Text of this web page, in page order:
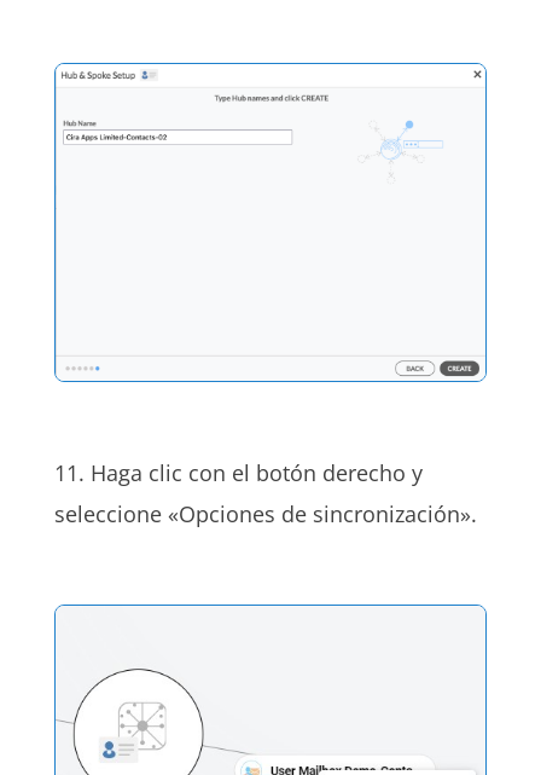
11. Haga clic con el botón derecho y
seleccione «Opciones de sincronización».